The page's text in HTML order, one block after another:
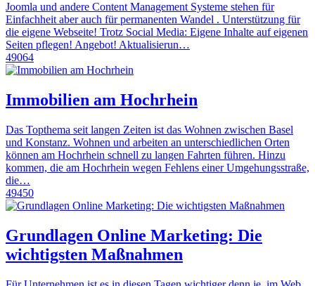
Joomla und andere Content Management Systeme stehen für
Einfachheit aber auch für permanenten Wandel . Unterstützung für
die eigene Webseite! Trotz Social Media: Eigene Inhalte auf eigenen
Seiten pflegen! Angebot! Aktualisierun…
49064
Immobilien am Hochrhein
Das Topthema seit langen Zeiten ist das Wohnen zwischen Basel
und Konstanz. Wohnen und arbeiten an unterschiedlichen Orten
können am Hochrhein schnell zu langen Fahrten führen. Hinzu
kommen, die am Hochrhein wegen Fehlens einer Umgehungsstraße,
die…
49450
Grundlagen Online Marketing: Die
wichtigsten Maßnahmen